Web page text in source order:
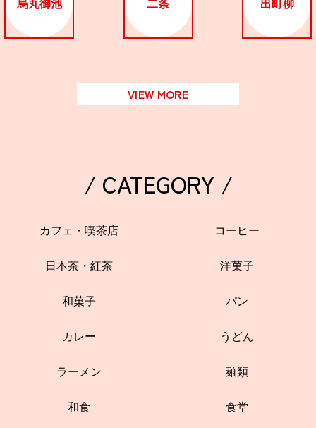
関西で開催。
おすすめの展覧会
誠光社で選びました。
おすすめのイベント
烏丸御池 二条 出町柳
VIEW MORE
/ CATEGORY /
カフェ・喫茶店 コーヒー
日本茶・紅茶 洋菓子
和菓子 パン
カレー うどん
ラーメン 麺類
和食 食堂